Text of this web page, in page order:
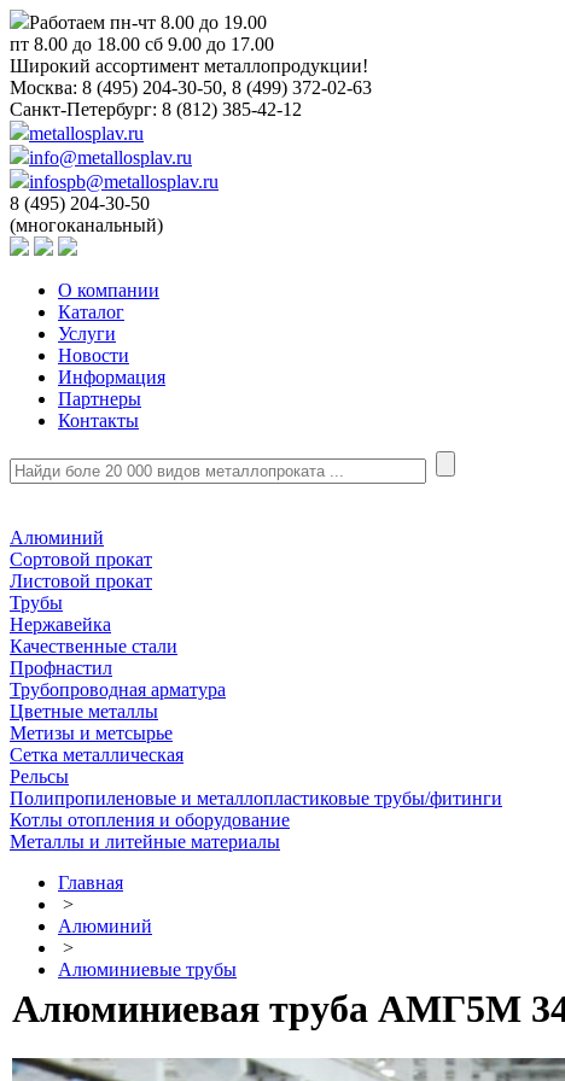
Работаем пн-чт 8.00 до 19.00
пт 8.00 до 18.00 сб 9.00 до 17.00
Широкий ассортимент металлопродукции!
Москва: 8 (495) 204-30-50, 8 (499) 372-02-63
Санкт-Петербург: 8 (812) 385-42-12
metallosplav.ru
info@metallosplav.ru
infospb@metallosplav.ru
8 (495) 204-30-50
(многоканальный)
О компании
Каталог
Услуги
Новости
Информация
Партнеры
Контакты
Алюминий
Сортовой прокат
Листовой прокат
Трубы
Нержавейка
Качественные стали
Профнастил
Трубопроводная арматура
Цветные металлы
Метизы и метсырье
Сетка металлическая
Рельсы
Полипропиленовые и металлопластиковые трубы/фитинги
Котлы отопления и оборудование
Металлы и литейные материалы
Главная
>
Алюминий
>
Алюминиевые трубы
Алюминиевая труба АМГ5М